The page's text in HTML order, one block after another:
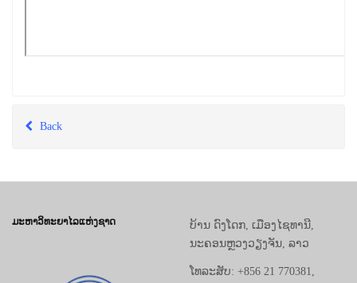
Back
ມະຫາວິທະຍາໄລແຫ່ງຊາດ
ບ້ານ ດົງໂດກ, ເມືອງໄຊທານີ,
ນະຄອນຫຼວງວຽງຈັນ, ລາວ
ໂທລະສັບ: +856 21 770381,